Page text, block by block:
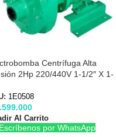
Centrífuga Alta
2Hp 220/440V 1-1/2″ X 1-
1E0508
Al Carrito
Escríbenos por WhatsApp